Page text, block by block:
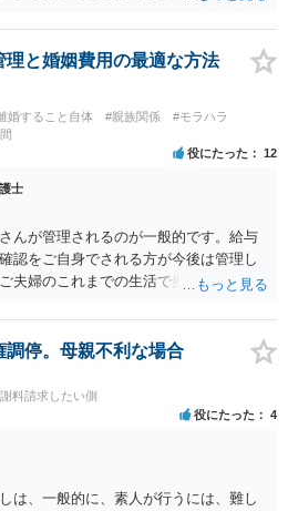
を果たさないことで、他人からの信用
一般的にはそのような事実上の不利益
理と婚姻費用の最適な方法
婚すること自体 #親族関係
#モラハラ
役にたった 12
士
んが管理されるのが一般的です。給与
認をご自身でされる方が今後は管理し
夫婦のこれまでの生活で奥様が管理さ
隠し財産といっても、収入は給与だけ
今わかっていない財産がないのであれ
になろうかと思います。 婚姻費用を渡
くのはやむない面もあるとは思います
ないですし、婚姻費用の金額の合意が
思います（合意できなれば納得した金
、奥様の不満は残るからです）。 特別
、一般には、収入から婚姻費用は定め
調停。母親不利な場合
料請求したい側
役にたった 4
は、一般的に、素人が行うには、難し